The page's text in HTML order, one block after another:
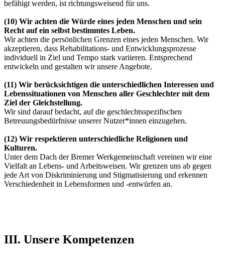
befähigt werden, ist richtungsweisend für uns.
(10) Wir achten die Würde eines jeden Menschen und sein
Recht auf ein selbst bestimmtes Leben.
Wir achten die persönlichen Grenzen eines jeden Menschen. Wir
akzeptieren, dass Rehabilitations- und Entwicklungsprozesse
individuell in Ziel und Tempo stark variieren. Entsprechend
entwickeln und gestalten wir unsere Angebote.
(11) Wir berücksichtigen die unterschiedlichen Interessen und
Lebenssituationen von Menschen aller Geschlechter mit dem
Ziel der Gleichstellung.
Wir sind darauf bedacht, auf die geschlechtsspezifischen
Betreuungsbedürfnisse unserer Nutzer*innen einzugehen.
(12) Wir respektieren unterschiedliche Religionen und
Kulturen.
Unter dem Dach der Bremer Werkgemeinschaft vereinen wir eine
Vielfalt an Lebens- und Arbeitsweisen. Wir grenzen uns ab gegen
jede Art von Diskriminierung und Stigmatisierung und erkennen
Verschiedenheit in Lebensformen und -entwürfen an.
III. Unsere Kompetenzen